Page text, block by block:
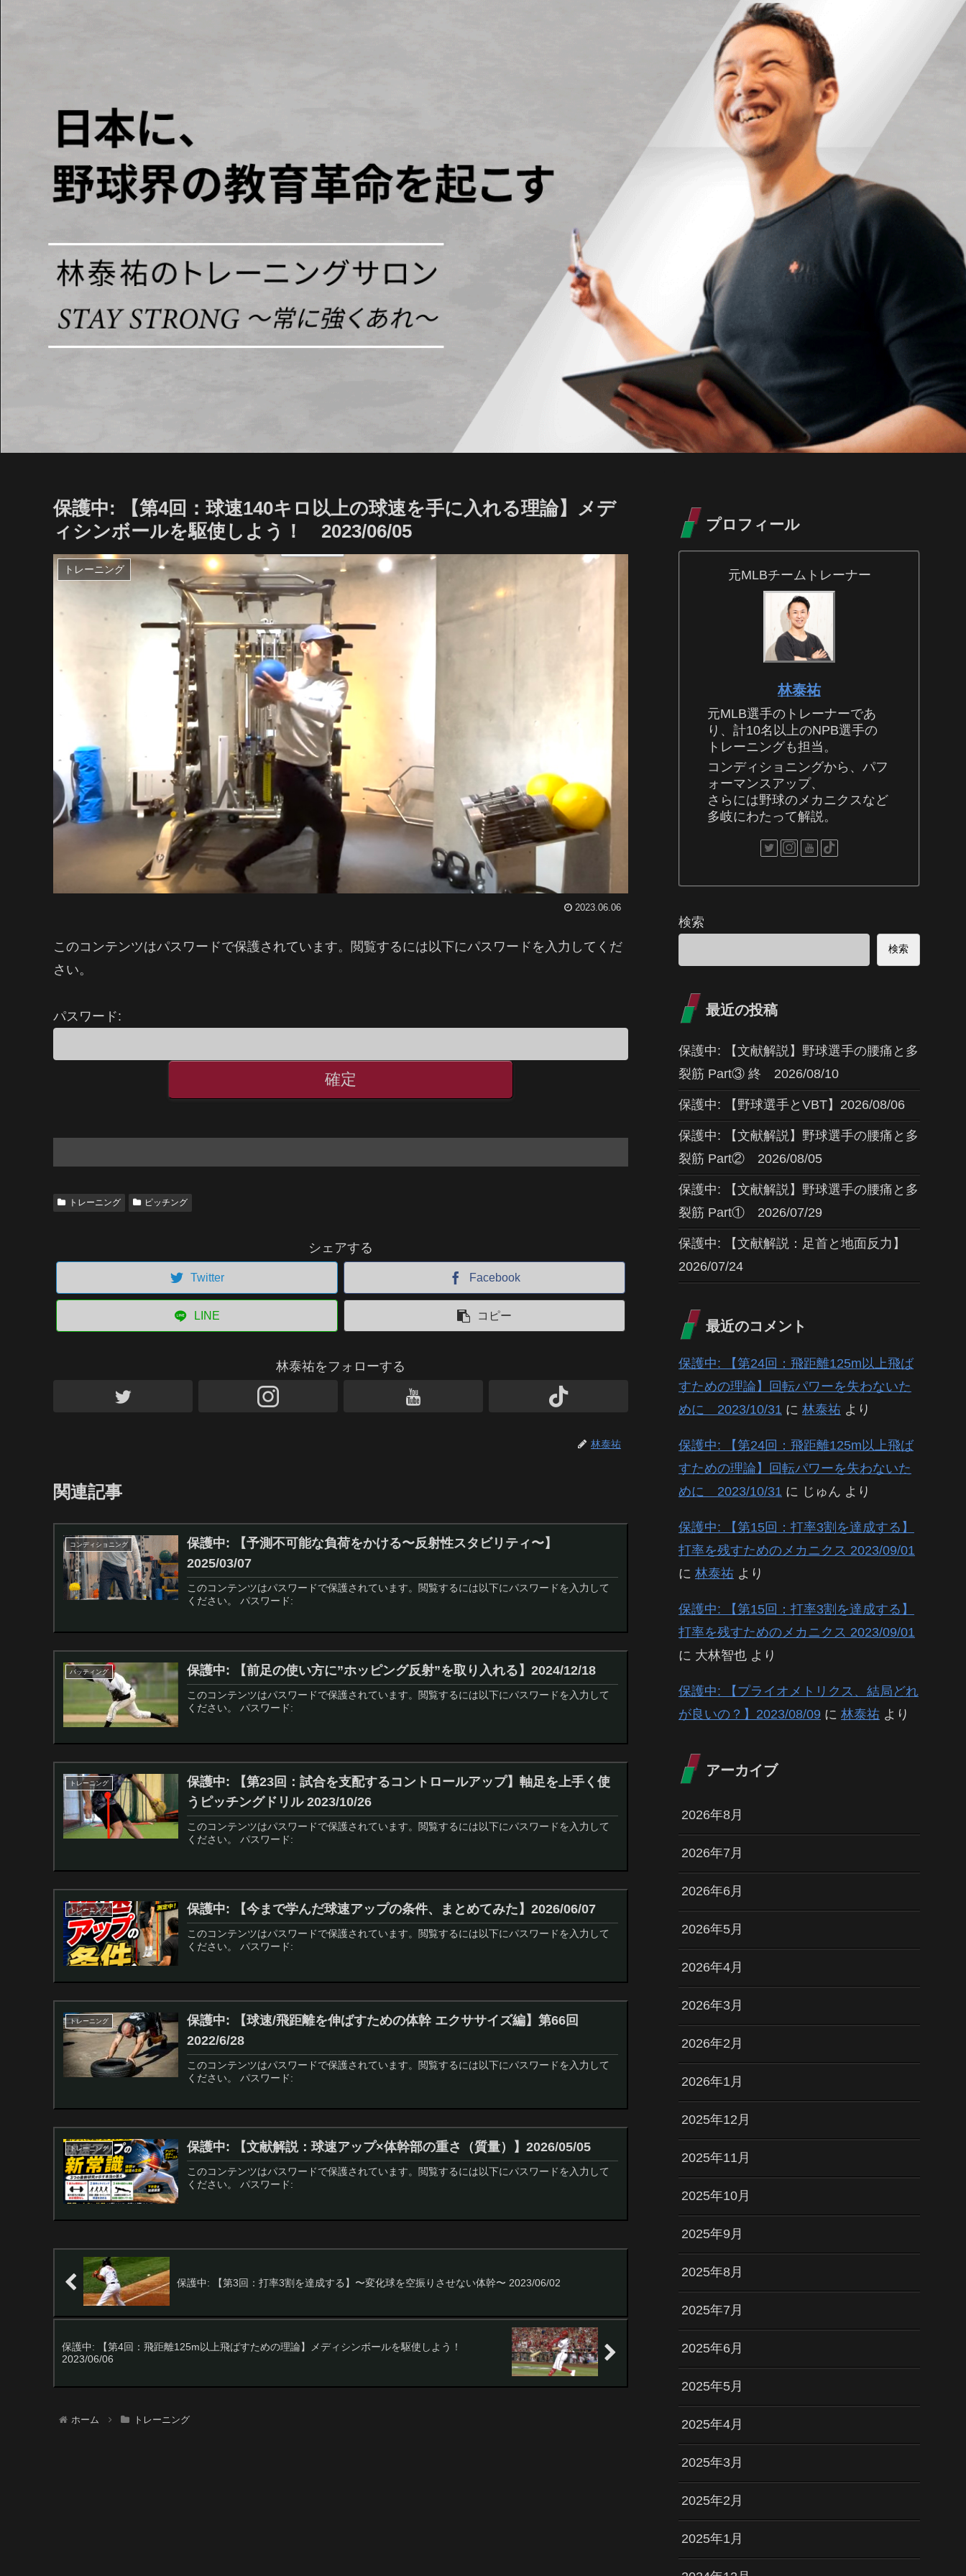
保護中: 【第4回：球速140キロ以上の球速を手に入れる理論】メデ
ィシンボールを駆使しよう！ 2023/06/05
トレーニング
2023.06.06
このコンテンツはパスワードで保護されています。閲覧するには以下にパスワードを入力してくだ
さい。
パスワード:
トレーニング ピッチング
シェアする
Twitter Facebook
LINE コピー
林泰祐をフォローする
林泰祐
関連記事
コンディショニング
保護中: 【予測不可能な負荷をかける〜反射性スタビリティ〜】
2025/03/07
このコンテンツはパスワードで保護されています。閲覧するには以下にパスワードを入力して
ください。 パスワード:
バッティング 保護中: 【前足の使い方に”ホッピング反射”を取り入れる】2024/12/18
このコンテンツはパスワードで保護されています。閲覧するには以下にパスワードを入力して
ください。 パスワード:
トレーニング
保護中: 【第23回：試合を支配するコントロールアップ】軸足を上手く使
うピッチングドリル 2023/10/26
このコンテンツはパスワードで保護されています。閲覧するには以下にパスワードを入力して
ください。 パスワード:
トレーニング 保護中: 【今まで学んだ球速アップの条件、まとめてみた】2026/06/07
このコンテンツはパスワードで保護されています。閲覧するには以下にパスワードを入力して
ください。 パスワード:
トレーニング
保護中: 【球速/飛距離を伸ばすための体幹 エクササイズ編】第66回
2022/6/28
このコンテンツはパスワードで保護されています。閲覧するには以下にパスワードを入力して
ください。 パスワード:
トレーニング 保護中: 【文献解説：球速アップ×体幹部の重さ（質量）】2026/05/05
このコンテンツはパスワードで保護されています。閲覧するには以下にパスワードを入力して
ください。 パスワード:
保護中: 【第3回：打率3割を達成する】〜変化球を空振りさせない体幹〜 2023/06/02
保護中: 【第4回：飛距離125m以上飛ばすための理論】メディシンボールを駆使しよう！
2023/06/06
ホーム トレーニング
プロフィール
元MLBチームトレーナー
林泰祐
元MLB選手のトレーナーであ
り、計10名以上のNPB選手の
トレーニングも担当。
コンディショニングから、パフ
ォーマンスアップ、
さらには野球のメカニクスなど
多岐にわたって解説。
検索
検索
最近の投稿
保護中: 【文献解説】野球選手の腰痛と多
裂筋 Part③ 終 2026/08/10
保護中: 【野球選手とVBT】2026/08/06
保護中: 【文献解説】野球選手の腰痛と多
裂筋 Part② 2026/08/05
保護中: 【文献解説】野球選手の腰痛と多
裂筋 Part① 2026/07/29
保護中: 【文献解説：足首と地面反力】
2026/07/24
最近のコメント
保護中: 【第24回：飛距離125m以上飛ば
すための理論】回転パワーを失わないた
めに 2023/10/31 に 林泰祐 より
保護中: 【第24回：飛距離125m以上飛ば
すための理論】回転パワーを失わないた
めに 2023/10/31 に じゅん より
保護中: 【第15回：打率3割を達成する】
打率を残すためのメカニクス 2023/09/01
に 林泰祐 より
保護中: 【第15回：打率3割を達成する】
打率を残すためのメカニクス 2023/09/01
に 大林智也 より
保護中: 【プライオメトリクス、結局どれ
が良いの？】2023/08/09 に 林泰祐 より
アーカイブ
2026年8月
2026年7月
2026年6月
2026年5月
2026年4月
2026年3月
2026年2月
2026年1月
2025年12月
2025年11月
2025年10月
2025年9月
2025年8月
2025年7月
2025年6月
2025年5月
2025年4月
2025年3月
2025年2月
2025年1月